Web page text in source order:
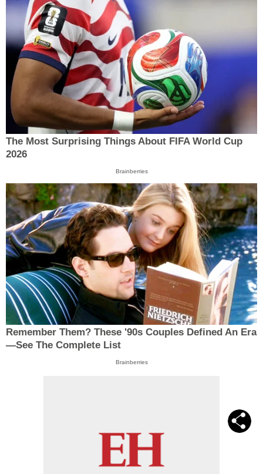
The Most Surprising Things About FIFA World Cup
2026
Brainberries
Remember Them? These '90s Couples Defined An Era
—See The Complete List
Brainberries